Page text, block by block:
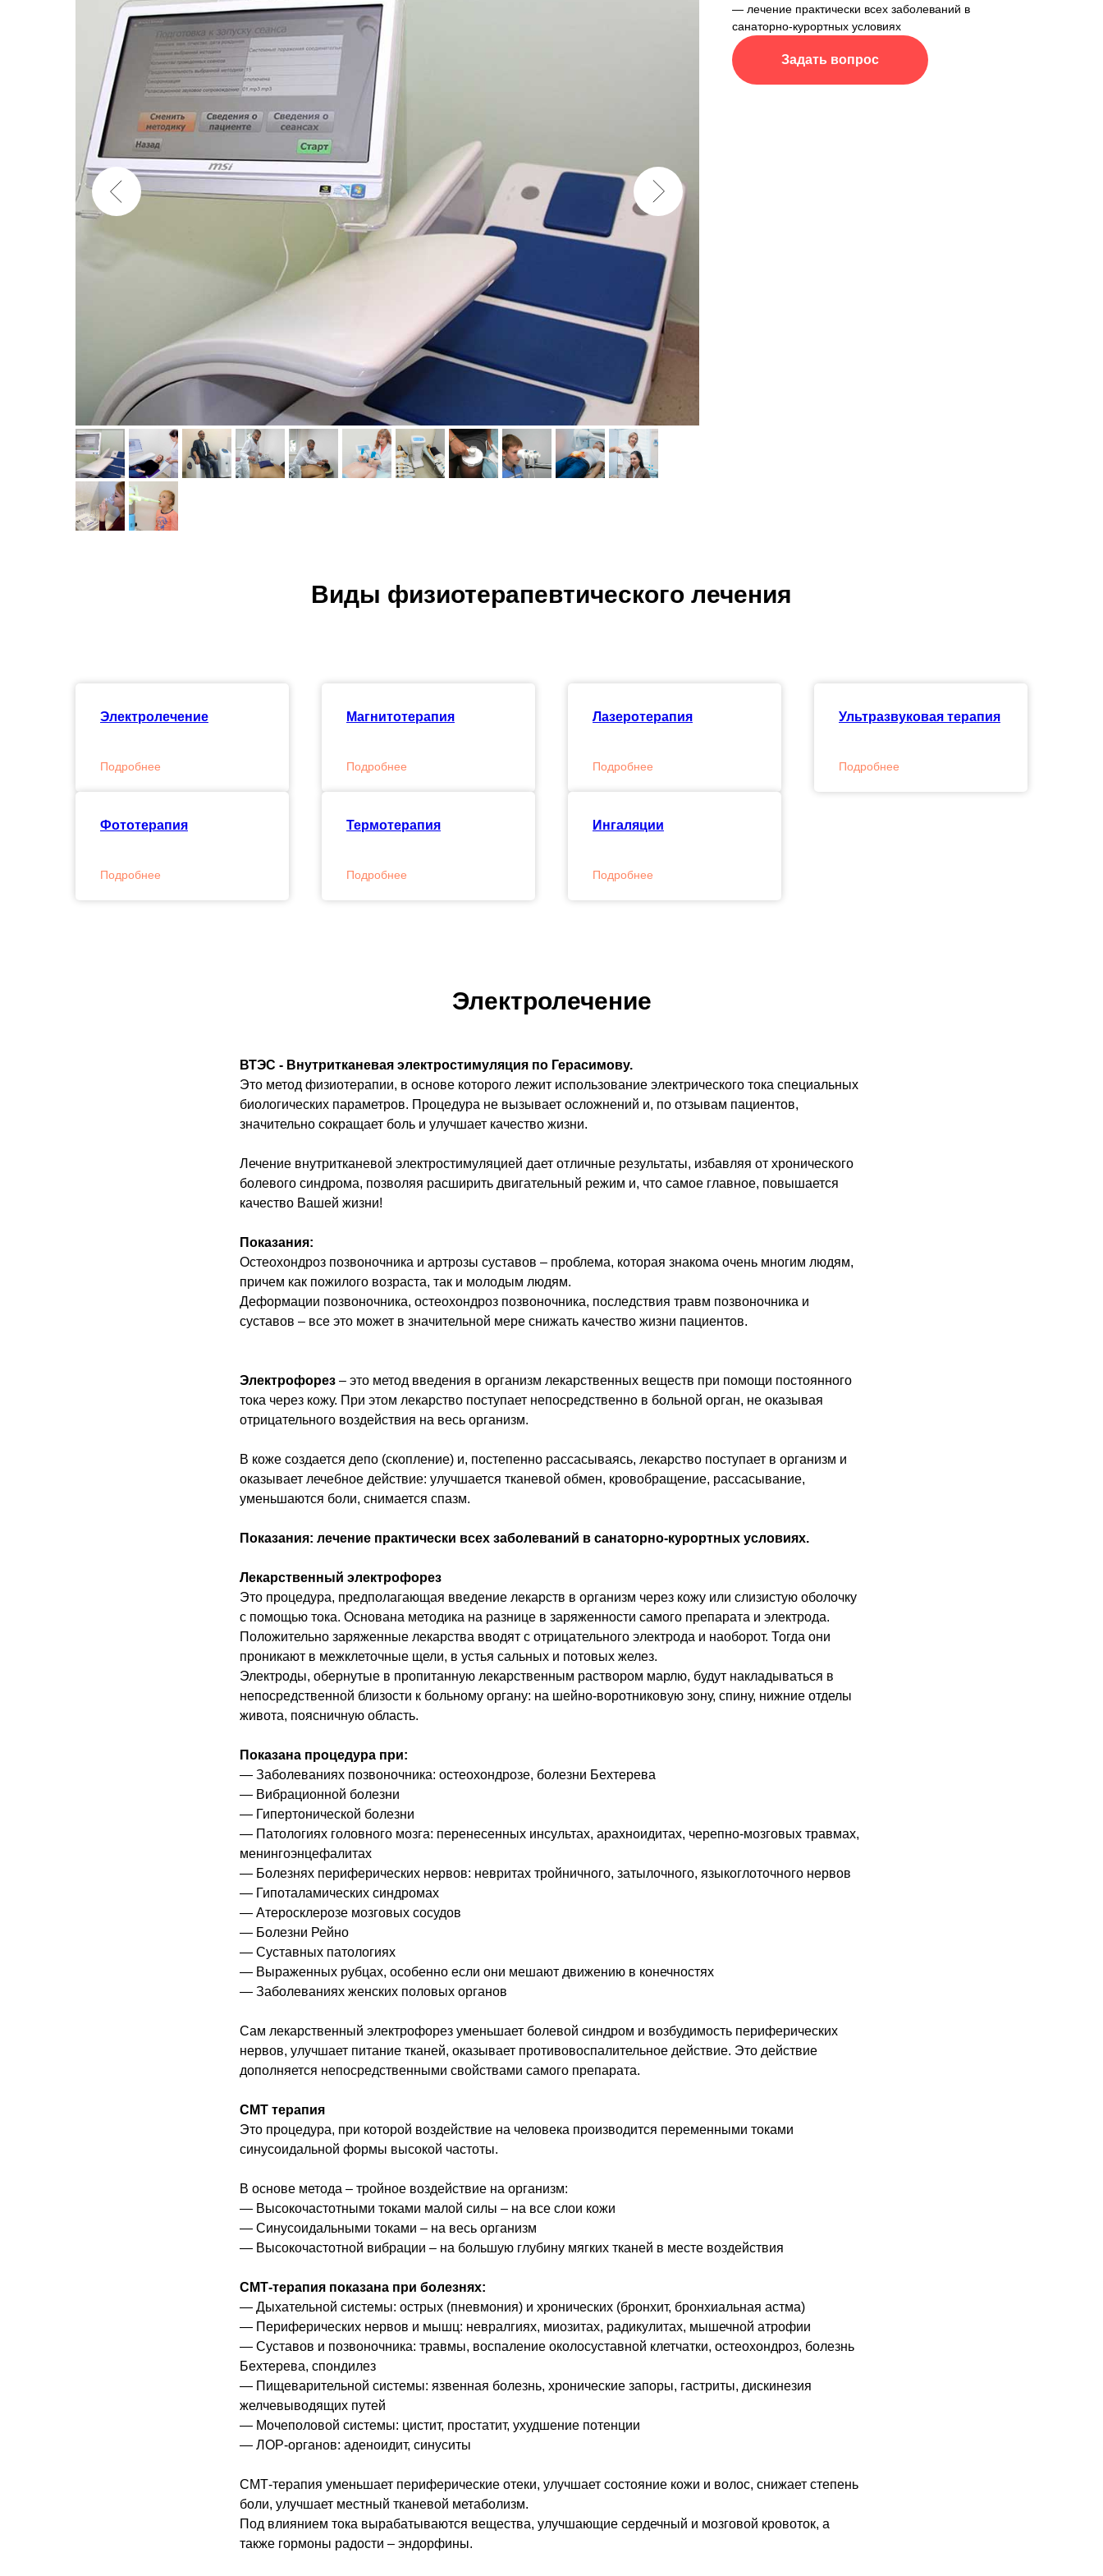
— лечение практически всех заболеваний в
санаторно-курортных условиях
Задать вопрос
Виды физиотерапевтического лечения
Электролечение
Подробнее
Магнитотерапия
Подробнее
Лазеротерапия
Подробнее
Ультразвуковая терапия
Подробнее
Фототерапия
Подробнее
Термотерапия
Подробнее
Ингаляции
Подробнее
Электролечение
ВТЭС - Внутритканевая электростимуляция по Герасимову.
Это метод физиотерапии, в основе которого лежит использование электрического тока специальных
биологических параметров. Процедура не вызывает осложнений и, по отзывам пациентов,
значительно сокращает боль и улучшает качество жизни.
Лечение внутритканевой электростимуляцией дает отличные результаты, избавляя от хронического
болевого синдрома, позволяя расширить двигательный режим и, что самое главное, повышается
качество Вашей жизни!
Показания:
Остеохондроз позвоночника и артрозы суставов – проблема, которая знакома очень многим людям,
причем как пожилого возраста, так и молодым людям.
Деформации позвоночника, остеохондроз позвоночника, последствия травм позвоночника и
суставов – все это может в значительной мере снижать качество жизни пациентов.
Электрофорез – это метод введения в организм лекарственных веществ при помощи постоянного
тока через кожу. При этом лекарство поступает непосредственно в больной орган, не оказывая
отрицательного воздействия на весь организм.
В коже создается депо (скопление) и, постепенно рассасываясь, лекарство поступает в организм и
оказывает лечебное действие: улучшается тканевой обмен, кровобращение, рассасывание,
уменьшаются боли, снимается спазм.
Показания: лечение практически всех заболеваний в санаторно-курортных условиях.
Лекарственный электрофорез
Это процедура, предполагающая введение лекарств в организм через кожу или слизистую оболочку
с помощью тока. Основана методика на разнице в заряженности самого препарата и электрода.
Положительно заряженные лекарства вводят с отрицательного электрода и наоборот. Тогда они
проникают в межклеточные щели, в устья сальных и потовых желез.
Электроды, обернутые в пропитанную лекарственным раствором марлю, будут накладываться в
непосредственной близости к больному органу: на шейно-воротниковую зону, спину, нижние отделы
живота, поясничную область.
Показана процедура при:
— Заболеваниях позвоночника: остеохондрозе, болезни Бехтерева
— Вибрационной болезни
— Гипертонической болезни
— Патологиях головного мозга: перенесенных инсультах, арахноидитах, черепно-мозговых травмах,
менингоэнцефалитах
— Болезнях периферических нервов: невритах тройничного, затылочного, языкоглоточного нервов
— Гипоталамических синдромах
— Атеросклерозе мозговых сосудов
— Болезни Рейно
— Суставных патологиях
— Выраженных рубцах, особенно если они мешают движению в конечностях
— Заболеваниях женских половых органов
Сам лекарственный электрофорез уменьшает болевой синдром и возбудимость периферических
нервов, улучшает питание тканей, оказывает противовоспалительное действие. Это действие
дополняется непосредственными свойствами самого препарата.
СМТ терапия
Это процедура, при которой воздействие на человека производится переменными токами
синусоидальной формы высокой частоты.
В основе метода – тройное воздействие на организм:
— Высокочастотными токами малой силы – на все слои кожи
— Синусоидальными токами – на весь организм
— Высокочастотной вибрации – на большую глубину мягких тканей в месте воздействия
СМТ-терапия показана при болезнях:
— Дыхательной системы: острых (пневмония) и хронических (бронхит, бронхиальная астма)
— Периферических нервов и мышц: невралгиях, миозитах, радикулитах, мышечной атрофии
— Суставов и позвоночника: травмы, воспаление околосуставной клетчатки, остеохондроз, болезнь
Бехтерева, спондилез
— Пищеварительной системы: язвенная болезнь, хронические запоры, гастриты, дискинезия
желчевыводящих путей
— Мочеполовой системы: цистит, простатит, ухудшение потенции
— ЛОР-органов: аденоидит, синуситы
СМТ-терапия уменьшает периферические отеки, улучшает состояние кожи и волос, снижает степень
боли, улучшает местный тканевой метаболизм.
Под влиянием тока вырабатываются вещества, улучшающие сердечный и мозговой кровоток, а
также гормоны радости – эндорфины.